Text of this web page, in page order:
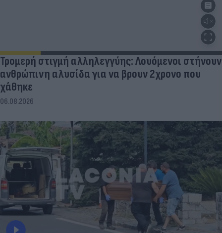
Τρομερή στιγμή αλληλεγγύης: Λουόμενοι στήνουν
ανθρώπινη αλυσίδα για να βρουν 2χρονο που
χάθηκε
06.08.2026